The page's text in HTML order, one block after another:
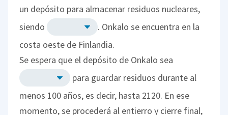
un depósito para almacenar residuos nucleares,
siendo
. Onkalo se encuentra en la
costa oeste de Finlandia.
Se espera que el depósito de Onkalo sea
para guardar residuos durante al
menos 100 años, es decir, hasta 2120. En ese
momento, se procederá al entierro y cierre final,